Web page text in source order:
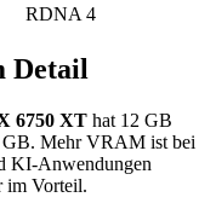
RDNA 4
Detail
6750 XT hat 12 GB
GB. Mehr VRAM ist bei
KI-Anwendungen
im Vorteil.